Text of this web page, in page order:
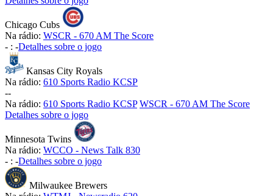
Chicago Cubs
Na rádio: WSCR - 670 AM The Score
- : -Detalhes sobre o jogo
Kansas City Royals
Na rádio: 610 Sports Radio KCSP
--
Na rádio: 610 Sports Radio KCSP WSCR - 670 AM The Score
Detalhes sobre o jogo
Minnesota Twins
Na rádio: WCCO - News Talk 830
- : -Detalhes sobre o jogo
Milwaukee Brewers